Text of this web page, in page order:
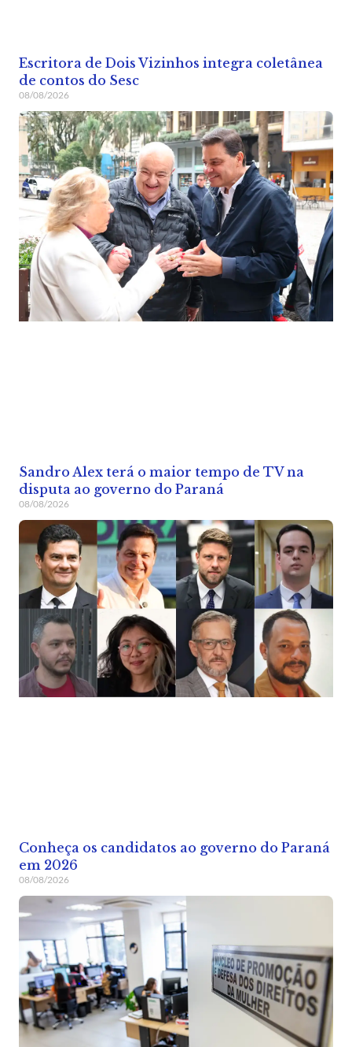
Escritora de Dois Vizinhos integra coletânea
de contos do Sesc
08/08/2026
Sandro Alex terá o maior tempo de TV na
disputa ao governo do Paraná
08/08/2026
Conheça os candidatos ao governo do Paraná
em 2026
08/08/2026